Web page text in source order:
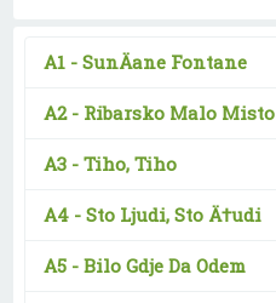
A1 - SunÄane Fontane
A2 - Ribarsko Malo Misto
A3 - Tiho, Tiho
A4 - Sto Ljudi, Sto Ä†udi
A5 - Bilo Gdje Da Odem